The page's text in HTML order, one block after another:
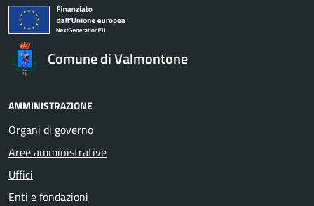
Comune di Valmontone
AMMINISTRAZIONE
Organi di governo
Aree amministrative
Uffici
Enti e fondazioni